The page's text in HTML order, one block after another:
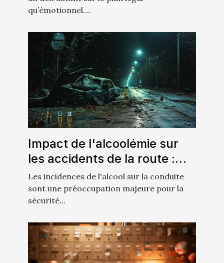
qu’émotionnel....
Impact de l'alcoolémie sur
les accidents de la route :
analyse approfondie
Les incidences de l'alcool sur la conduite
sont une préoccupation majeure pour la
sécurité...